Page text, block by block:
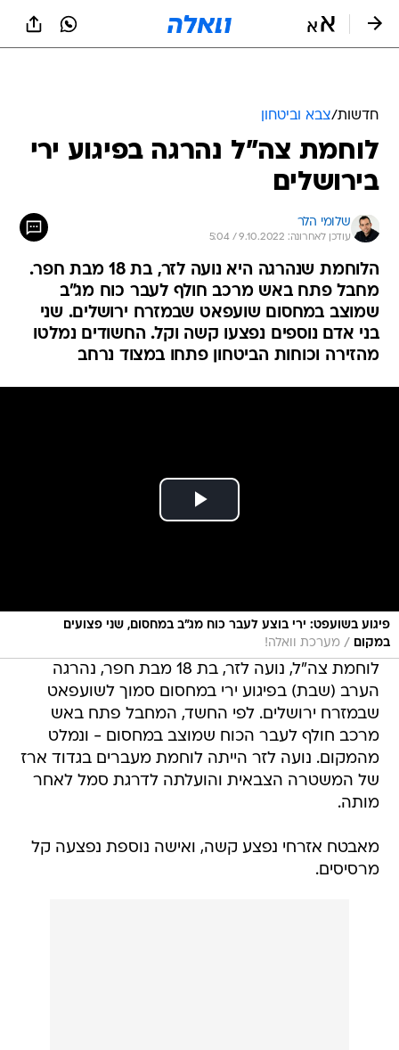
לוחמת צה"ל נהרגה בפיגוע ירי
בירושלים
שלומי הלר
עודכן לאחרונה: 9.10.2022 / 5:04
הלוחמת שנהרגה היא נועה לזר, בת 18 מבת חפר.
מחבל פתח באש מרכב חולף לעבר כוח מג"ב
שמוצב במחסום שועפאט שבמזרח ירושלים. שני
בני אדם נוספים נפצעו קשה וקל. החשודים נמלטו
מהזירה וכוחות הביטחון פתחו במצוד נרחב
לוחמת צה"ל, נועה לזר, בת 18 מבת חפר, נהרגה
הערב (שבת) בפיגוע ירי במחסום סמוך לשועפאט
שבמזרח ירושלים. לפי החשד, המחבל פתח באש
מרכב חולף לעבר הכוח שמוצב במחסום - ונמלט
מהמקום. נועה לזר הייתה לוחמת מעברים בגדוד ארז
של המשטרה הצבאית והועלתה לדרגת סמל לאחר
מותה.
מאבטח אזרחי נפצע קשה, ואישה נוספת נפצעה קל